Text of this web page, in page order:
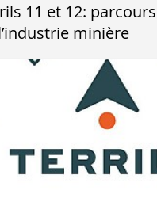
11 et 12:
minière